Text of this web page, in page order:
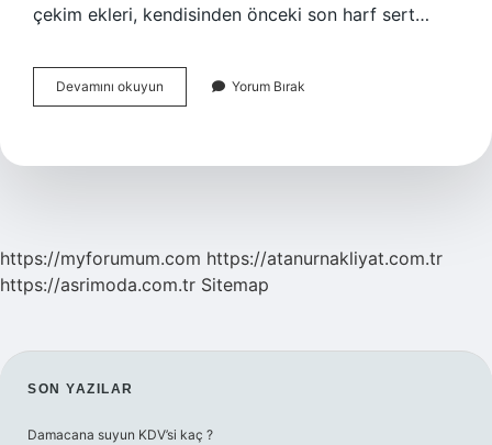
çekim ekleri, kendisinden önceki son harf sert…
Devamını okuyun
Benzeşmesi
Yorum Bırak
https://myforumum.com https://atanurnakliyat.com.tr
https://asrimoda.com.tr Sitemap
SIDEBAR
SON YAZILAR
Damacana suyun KDV’si kaç ?